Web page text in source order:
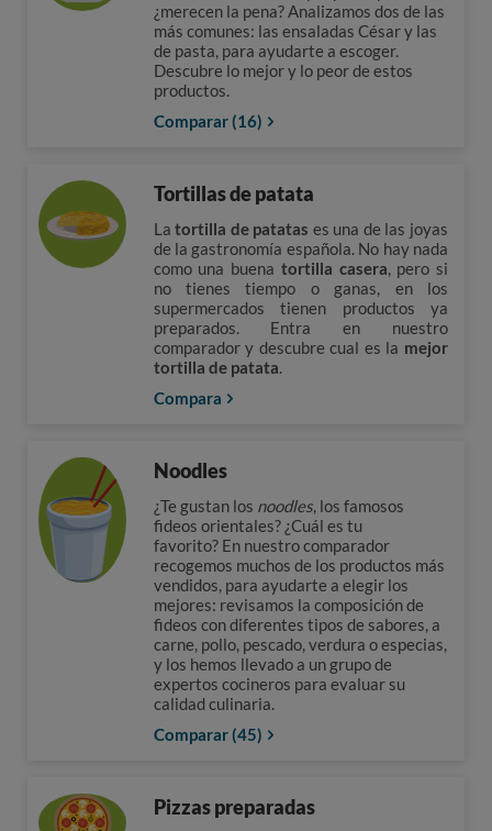
¿merecen la pena? Analizamos dos de las
más comunes: las ensaladas César y las
de pasta, para ayudarte a escoger.
Descubre lo mejor y lo peor de estos
productos.
Comparar (16)
Tortillas de patata
Latortilla de patatas es una de las joyas
de la gastronomía española. No hay nada
como una buena tortilla casera, pero si
no tienes tiempo o ganas, en los
supermercados tienen productos ya
preparados. Entra en nuestro
comparador y descubre cual es la mejor
tortilla de patata.
Compara
Noodles
¿Te gustan los noodles, los famosos
fideos orientales? ¿Cuál es tu
favorito? En nuestro comparador
recogemos muchos de los productos más
vendidos, para ayudarte a elegir los
mejores: revisamos la composición de
fideos con diferentes tipos de sabores, a
carne, pollo, pescado, verdura o especias,
y los hemos llevado a un grupo de
expertos cocineros para evaluar su
calidad culinaria.
Comparar (45)
Pizzas preparadas